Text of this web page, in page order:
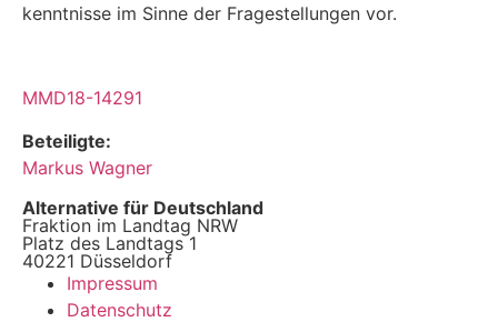
kenntnisse im Sinne der Fragestellungen vor.
MMD18-14291
Beteiligte:
Markus Wagner
Alternative für Deutschland
Fraktion im Landtag NRW
Platz des Landtags 1
40221 Düsseldorf
Impressum
Datenschutz